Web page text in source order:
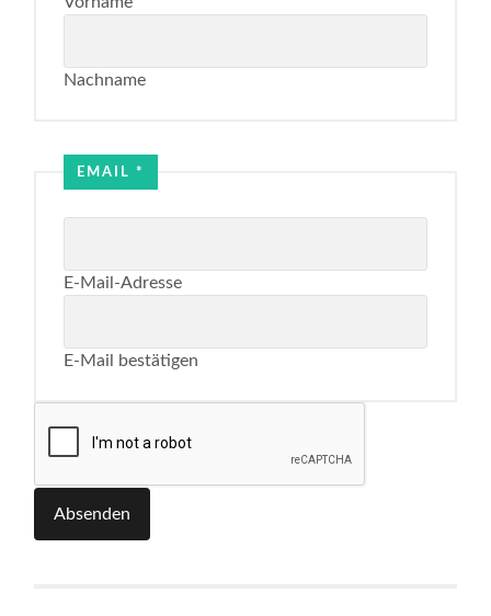
Nachname
Email
EMAIL*
E-Mail-Adresse
E-Mail bestätigen
Absenden